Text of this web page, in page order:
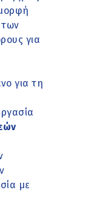
για
για τη
με